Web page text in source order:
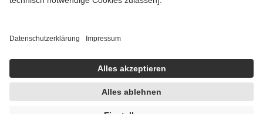
getroffen, um sicherzustellen, dass es sich um echte Bewertungen
https://help.etrusted.com/hc/de/articles/4419944605341
Einige Bilder und Inhalte wurden unter Zuhilfenahme künstlicher